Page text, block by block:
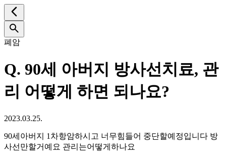
폐암
Q. 90세 아버지 방사선치료, 관
리 어떻게 하면 되나요?
2023.03.25.
90세아버지 1차항암하시고 너무힘들어 중단할예정입니다 방
사선만할거예요 관리는어떻게하나요